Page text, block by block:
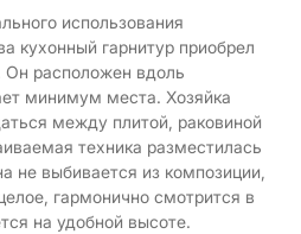
использования
кухонный гарнитур приобрел
расположен вдоль
минимум места. Хозяйка
между плитой, раковиной
техника разместилась
не выбивается из композиции,
гармонично смотрится в
на удобной высоте.